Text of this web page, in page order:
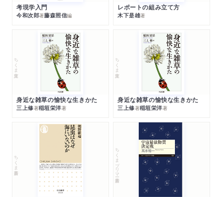
考現学入門
今和次郎著藤森照信編
レポートの組み立て方
木下是雄著
ちくま文庫
身近な雑草の愉快な生きかた
三上修著稲垣栄洋著
ちくま文庫
身近な雑草の愉快な生きかた
三上修著稲垣栄洋著
ちくま新書 ちくまプリマー新書